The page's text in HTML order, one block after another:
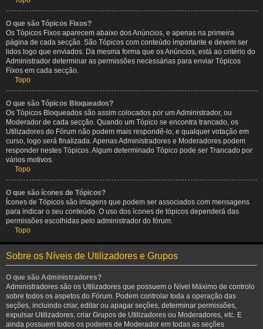
O que são Tópicos Fixos?
Os Tópicos Fixos aparecem abaixo dos Anúncios, e apenas na primeira
página de cada secção. São Tópicos com conteúdo importante e devem ser
lidos logo que enviados. Da mesma forma que os Anúncios, está ao critério do
Administrador determinar as permissões necessárias para enviar Tópicos
Fixos em cada secção.
Topo
O que são Tópicos Bloqueados?
Os Tópicos Bloqueados são assim colocados por um Administrador, ou
Moderador de cada secção. Quando um Tópico se encontra trancado, os
Utilizadores do Fórum não podem mais respondê-lo, e qualquer votação em
curso, logo será finalizada. Apenas Administradores e Moderadores podem
responder nestes Tópicos. Algum determinado Tópico pode ser Trancado por
vários motivos.
Topo
O que são ícones de Tópicos?
Ícones de Tópicos são imagens que podem ser associados com mensagens
para indicar o seu conteúdo. O uso dos ícones de tópicos dependerá das
permissões escolhidas pelo administrador do fórum.
Topo
Sobre os Níveis de Utilizadores e Grupos
O que são Administradores?
Administradores são os Utilizadores que possuem o Nível Máximo de controlo
sobre todos os aspetos do Fórum. Podem controlar toda a operação das
seções, incluindo criar, editar ou apagar seções, determinar permissões,
expulsar Utilizadores, criar Grupos de Utilizadores ou Moderadores, etc. E
ainda possuem todos os poderes de Moderador em todas as seções